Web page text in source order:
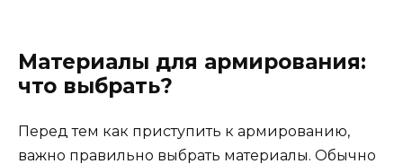
Материалы для армирования:
что выбрать?
Перед тем как приступить к армированию,
важно правильно выбрать материалы. Обычно